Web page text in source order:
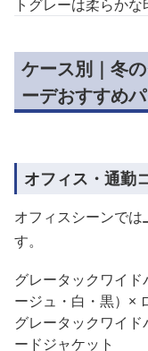
トグレーは柔らかな
ケース別｜冬
ーデおすすめ
オフィス・通勤
オフィスシーンでは
す。
グレータックワイ
ージュ・白・黒）×
グレータックワイ
ードジャケット